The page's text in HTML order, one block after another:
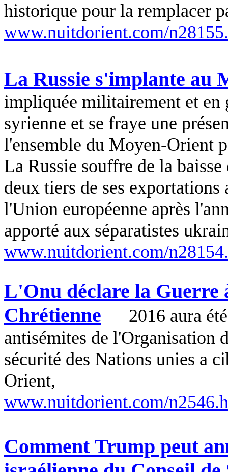
historique pour la remplacer
www.nuitdorient.com/
La Russie s'implante au
impliquée militairement et en
syrienne et se fraye une
l'ensemble du Moyen-Orient
La Russie souffre de la
deux tiers de ses exportations
l'Union européenne après
apporté aux séparatistes
www.nuitdorient.com/
L'Onu déclare la
Chrétienne
2016 aura
antisémites de l'Organisation
sécurité des Nations unies a
Orient,
www.nuitdorient.com/
Comment Trump peut